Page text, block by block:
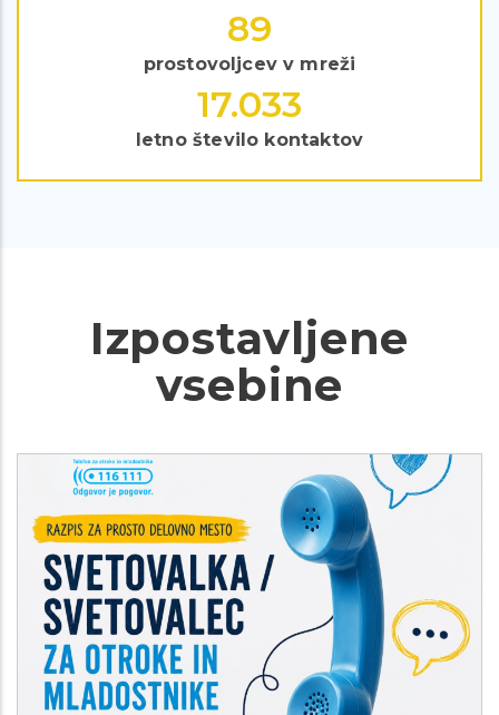
121
prostovoljcev v mreži
22.849
letno število kontaktov
Izpostavljene
vsebine